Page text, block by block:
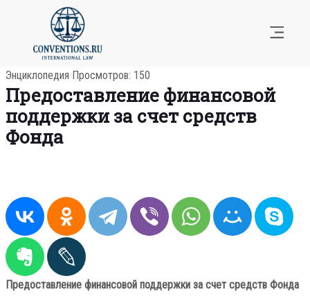
Энциклопедия Просмотров: 150
Предоставление финансовой
поддержки за счет средств
Фонда
Предоставление финансовой поддержки за счет средств Фонда